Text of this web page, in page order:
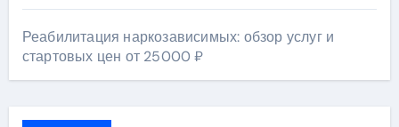
Реабилитация наркозависимых: обзор услуг и
стартовых цен от 25000 ₽